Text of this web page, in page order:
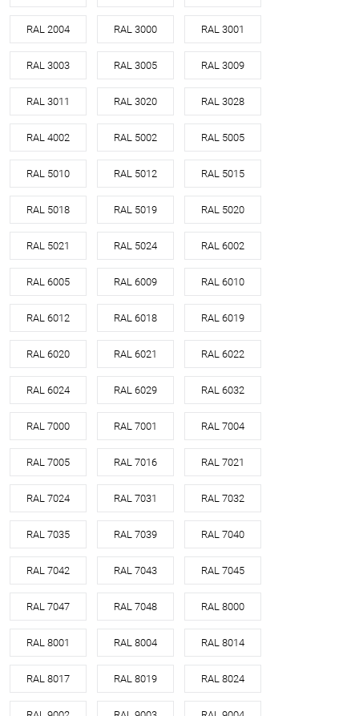
RAL 2004 RAL 3000 RAL 3001
RAL 3003 RAL 3005 RAL 3009
RAL 3011 RAL 3020 RAL 3028
RAL 4002 RAL 5002 RAL 5005
RAL 5010 RAL 5012 RAL 5015
RAL 5018 RAL 5019 RAL 5020
RAL 5021 RAL 5024 RAL 6002
RAL 6005 RAL 6009 RAL 6010
RAL 6012 RAL 6018 RAL 6019
RAL 6020 RAL 6021 RAL 6022
RAL 6024 RAL 6029 RAL 6032
RAL 7000 RAL 7001 RAL 7004
RAL 7005 RAL 7016 RAL 7021
RAL 7024 RAL 7031 RAL 7032
RAL 7035 RAL 7039 RAL 7040
RAL 7042 RAL 7043 RAL 7045
RAL 7047 RAL 7048 RAL 8000
RAL 8001 RAL 8004 RAL 8014
RAL 8017 RAL 8019 RAL 8024